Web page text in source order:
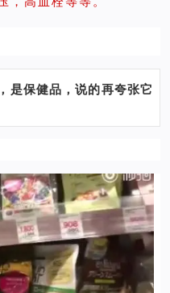
是保健品，说的再夸张它